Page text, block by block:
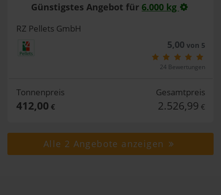
Günstigstes Angebot für 6.000 kg
RZ Pellets GmbH
5,00 von 5
24 Bewertungen
Tonnenpreis
412,00 €
Gesamtpreis
2.526,99 €
Alle 2 Angebote anzeigen